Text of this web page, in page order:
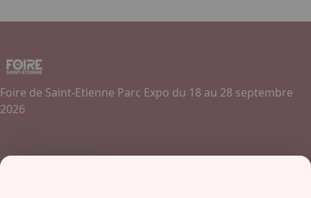
Foire de Saint-Etienne Parc Expo du 18 au 28 septembre
2026
Contactez-nous